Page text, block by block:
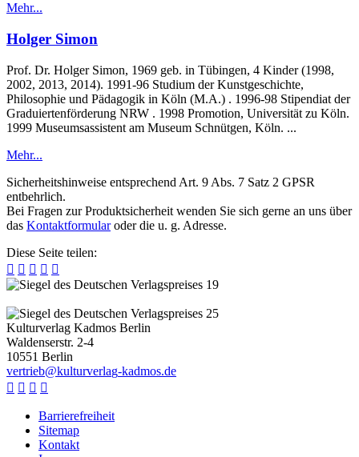
Mehr...
Holger Simon
Prof. Dr. Holger Simon, 1969 geb. in Tübingen, 4 Kinder (1998,
2002, 2013, 2014). 1991-96 Studium der Kunstgeschichte,
Philosophie und Pädagogik in Köln (M.A.) . 1996-98 Stipendiat der
Graduiertenförderung NRW . 1998 Promotion, Universität zu Köln.
1999 Museumsassistent am Museum Schnütgen, Köln. ...
Mehr...
Sicherheitshinweise entsprechend Art. 9 Abs. 7 Satz 2 GPSR
entbehrlich.
Bei Fragen zur Produktsicherheit wenden Sie sich gerne an uns über
das Kontaktformularoder die u. g. Adresse.
Diese Seite teilen:
    
Kulturverlag Kadmos Berlin
Waldenserstr. 2-4
10551 Berlin
vertrieb@kulturverlag-kadmos.de
   
Barrierefreiheit
Sitemap
Kontakt